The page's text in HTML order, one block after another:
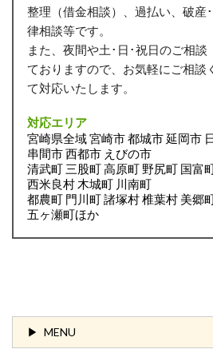
整理（借金相談）、過払い、破産
律相談等です。
また、夜間や土･日･祝日のご相談
ておりますので、お気軽にご相談
て対応いたします。
対応エリア
宮崎県全域 宮崎市 都城市 延岡市
串間市 西都市 えびの市
清武町 三股町 高原町 野尻町 国富
西米良村 木城町 川南町
都農町 門川町 諸塚村 椎葉村 美郷
五ヶ瀬町ほか
MENU